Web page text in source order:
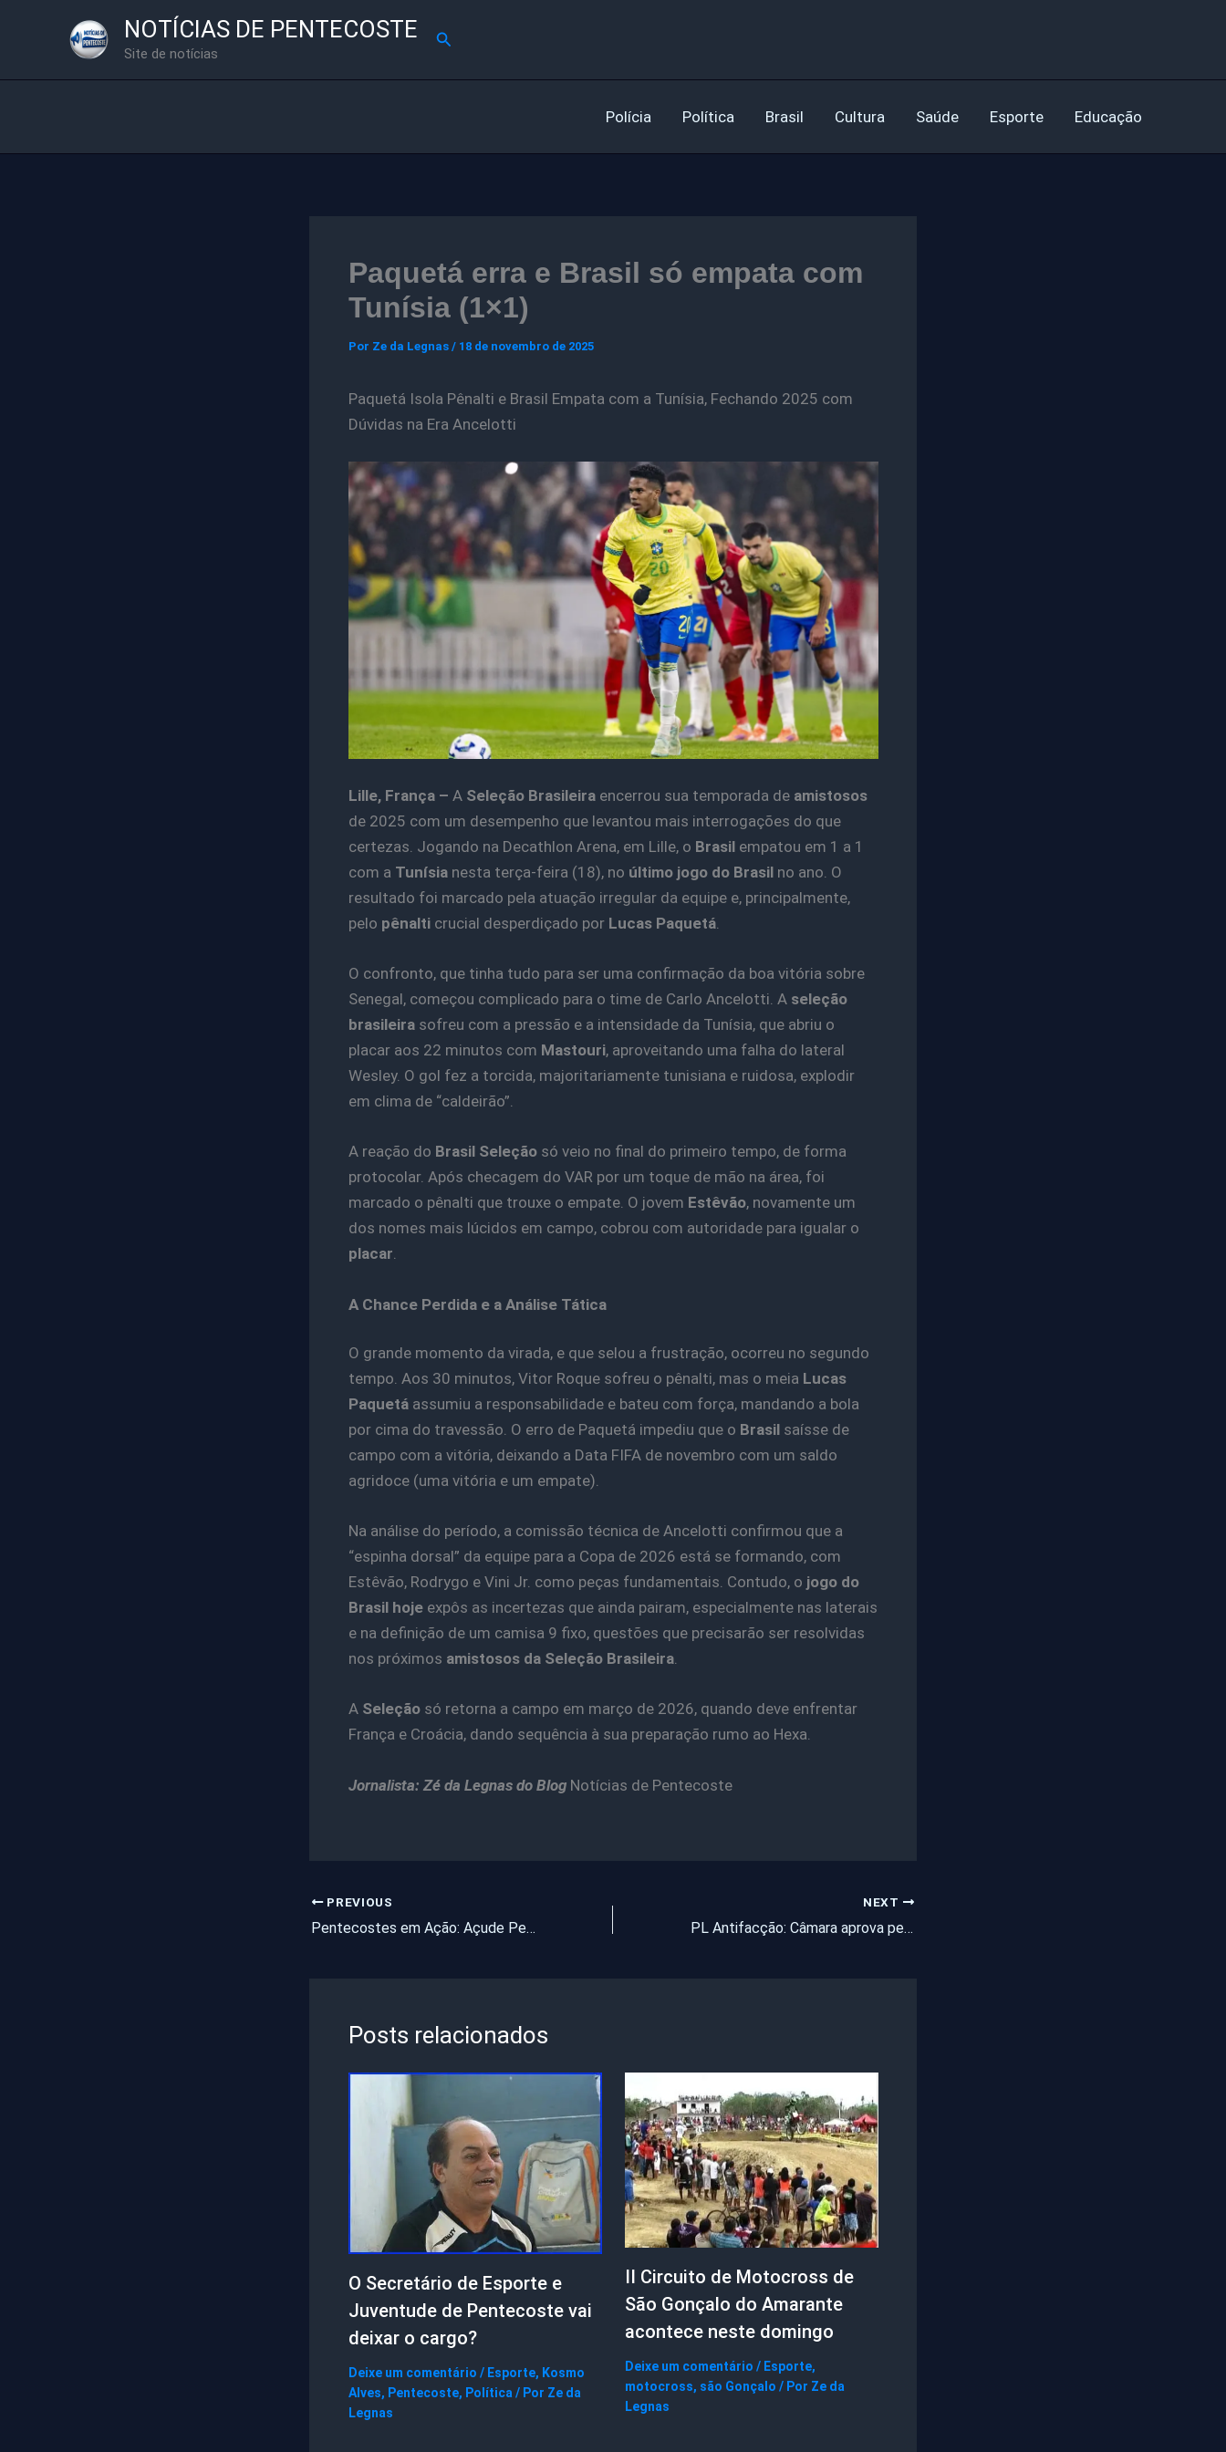
NOTÍCIAS DE PENTECOSTE
Site de notícias
Pesquisar
Polícia Política Brasil Cultura Saúde Esporte Educação
Paquetá erra e Brasil só empata com
Tunísia (1×1)
Por Ze da Legnas / 18 de novembro de 2025
Paquetá Isola Pênalti e Brasil Empata com a Tunísia, Fechando 2025 com
Dúvidas na Era Ancelotti
Lille, França – A Seleção Brasileiraencerrou sua temporada de amistosos
de 2025 com um desempenho que levantou mais interrogações do que
certezas. Jogando na Decathlon Arena, em Lille, o Brasilempatou em 1 a 1
com a Tunísianesta terça-feira (18), no último jogo do Brasilno ano. O
resultado foi marcado pela atuação irregular da equipe e, principalmente,
pelo pênalticrucial desperdiçado por Lucas Paquetá.
O confronto, que tinha tudo para ser uma confirmação da boa vitória sobre
Senegal, começou complicado para o time de Carlo Ancelotti. A seleção
brasileirasofreu com a pressão e a intensidade da Tunísia, que abriu o
placar aos 22 minutos com Mastouri, aproveitando uma falha do lateral
Wesley. O gol fez a torcida, majoritariamente tunisiana e ruidosa, explodir
em clima de “caldeirão”.
A reação do Brasil Seleçãosó veio no final do primeiro tempo, de forma
protocolar. Após checagem do VAR por um toque de mão na área, foi
marcado o pênalti que trouxe o empate. O jovem Estêvão, novamente um
dos nomes mais lúcidos em campo, cobrou com autoridade para igualar o
placar.
A Chance Perdida e a Análise Tática
O grande momento da virada, e que selou a frustração, ocorreu no segundo
tempo. Aos 30 minutos, Vitor Roque sofreu o pênalti, mas o meia Lucas
Paquetáassumiu a responsabilidade e bateu com força, mandando a bola
por cima do travessão. O erro de Paquetá impediu que o Brasilsaísse de
campo com a vitória, deixando a Data FIFA de novembro com um saldo
agridoce (uma vitória e um empate).
Na análise do período, a comissão técnica de Ancelotti confirmou que a
“espinha dorsal” da equipe para a Copa de 2026 está se formando, com
Estêvão, Rodrygo e Vini Jr. como peças fundamentais. Contudo, o jogo do
Brasil hojeexpôs as incertezas que ainda pairam, especialmente nas laterais
e na definição de um camisa 9 fixo, questões que precisarão ser resolvidas
nos próximos amistosos da Seleção Brasileira.
A Seleçãosó retorna a campo em março de 2026, quando deve enfrentar
França e Croácia, dando sequência à sua preparação rumo ao Hexa.
Jornalista: Zé da Legnas do BlogNotícias de Pentecoste
PREVIOUS
Pentecostes em Ação: Açude Pereirão Limpo, Saúde Móvel e rumo ao Fim da Crise Ambiental do lixão.
NEXT
PL Antifacção: Câmara aprova penas de até 40 anos
Posts relacionados
O Secretário de Esporte e
Juventude de Pentecoste vai
deixar o cargo?
Deixe um comentário / Esporte, Kosmo
Alves, Pentecoste, Política / Por Ze da
Legnas
II Circuito de Motocross de
São Gonçalo do Amarante
acontece neste domingo
Deixe um comentário / Esporte,
motocross, são Gonçalo / Por Ze da
Legnas